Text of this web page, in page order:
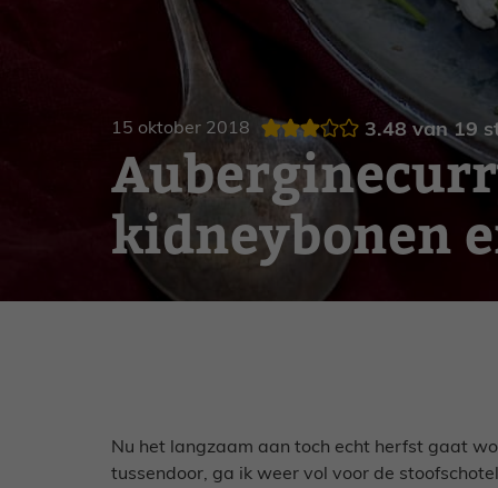
15 oktober 2018 3.48 van19
kidneybonen
Nu het langzaam aan toch echt herfst gaat
tussendoor, ga ik weer vol voor de